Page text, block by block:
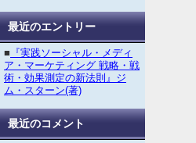
最近のエントリー
■ 『実践ソーシャル・メディ
ア・マーケティング 戦略・戦
術・効果測定の新法則』ジ
ム・スターン(著)
最近のコメント